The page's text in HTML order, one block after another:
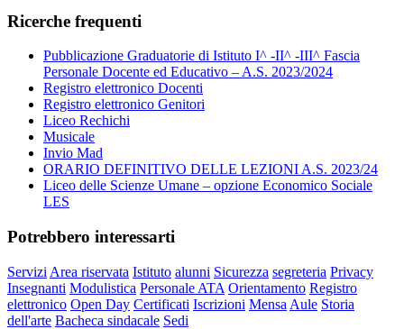
Ricerche frequenti
Pubblicazione Graduatorie di Istituto I^ -II^ -III^ Fascia
Personale Docente ed Educativo – A.S. 2023/2024
Registro elettronico Docenti
Registro elettronico Genitori
Liceo Rechichi
Musicale
Invio Mad
ORARIO DEFINITIVO DELLE LEZIONI A.S. 2023/24
Liceo delle Scienze Umane – opzione Economico Sociale
LES
Potrebbero interessarti
Servizi Area riservata Istituto alunni Sicurezza segreteria Privacy
Insegnanti Modulistica Personale ATA Orientamento Registro
elettronico Open Day Certificati Iscrizioni Mensa Aule Storia
dell'arte Bacheca sindacale Sedi